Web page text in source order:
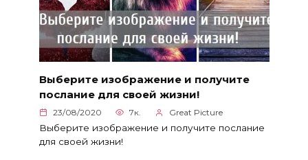
Выберите изображение и получите
послание для своей жизни!
23/08/2020 7к. Great Picture
Выберите изображение и получите послание
для своей жизни!